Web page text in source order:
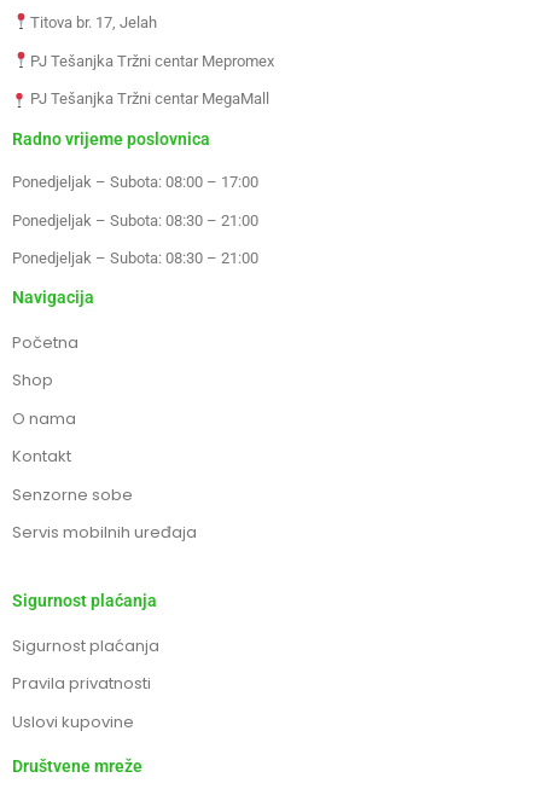
Titova br. 17, Jelah
PJ Tešanjka Tržni centar Mepromex
PJ Tešanjka Tržni centar MegaMall
Radno vrijeme poslovnica
Ponedjeljak – Subota: 08:00 – 17:00
Ponedjeljak – Subota: 08:30 – 21:00
Ponedjeljak – Subota: 08:30 – 21:00
Navigacija
Početna
Shop
O nama
Kontakt
Senzorne sobe
Servis mobilnih uređaja
Sigurnost plaćanja
Sigurnost plaćanja
Pravila privatnosti
Uslovi kupovine
Društvene mreže